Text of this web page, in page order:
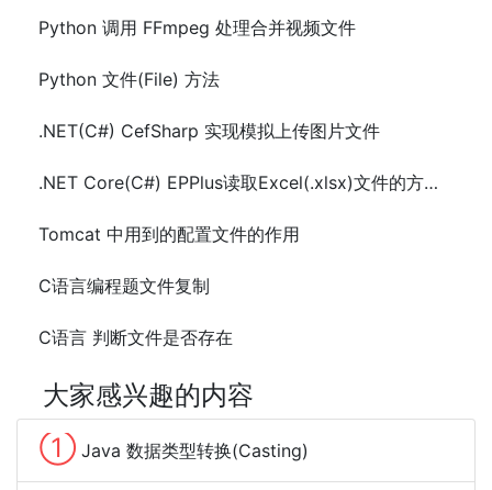
Python 调用 FFmpeg 处理合并视频文件
Python 文件(File) 方法
.NET(C#) CefSharp 实现模拟上传图片文件
.NET Core(C#) EPPlus读取Excel(.xlsx)文件的方法及示例代码
Tomcat 中用到的配置文件的作用
C语言编程题文件复制
C语言 判断文件是否存在
大家感兴趣的内容
① Java 数据类型转换(Casting)